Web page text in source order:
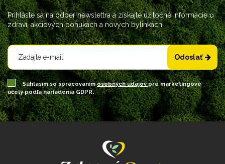
Prihláste sa na odber newslettra a získajte užitočné informácie o
zdraví, akciových ponukách a nových bylinkách.
Odoslať
Súhlasím so spracovanímosobných údajovpre marketingové
účely podľa nariadenia GDPR.